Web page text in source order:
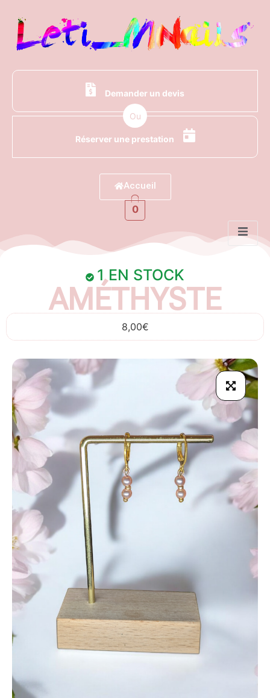
Demander un devis
Ou
Réserver une prestation
Accueil
0
1 EN STOCK
AMÉTHYSTE
8,00€